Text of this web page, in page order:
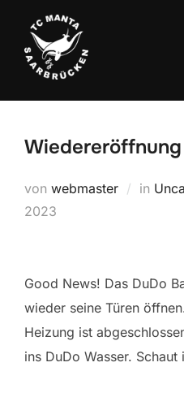
Inhalt
springen
von webmaster in
2023
Good News! Das DuDo
wieder seine Türen
Heizung ist
ins DuDo Wasser. Schaut